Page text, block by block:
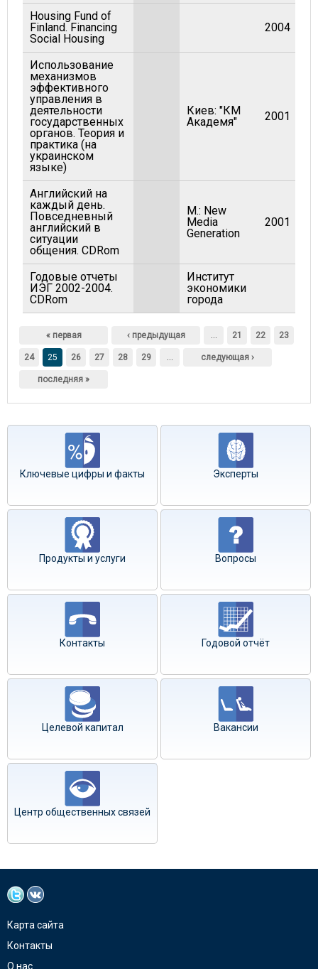
Housing Fund of
Finland. Financing
Social Housing
2004
Использование
механизмов
эффективного
управления в
деятельности
государственных
органов. Теория и
практика (на
украинском
языке)
Киев: "КМ
Академя"
2001
Английский на
каждый день.
Повседневный
английский в
ситуации
общения. CDRom
М.: New
Media
Generation
2001
Годовые отчеты
ИЭГ 2002-2004.
CDRom
Институт
экономики
города
« первая ‹ предыдущая … 21 22 23
24 25 26 27 28 29 … следующая ›
последняя »
Ключевые цифры и факты Эксперты
Продукты и услуги Вопросы
Контакты Годовой отчёт
Целевой капитал Вакансии
Центр общественных связей
Карта сайта
Контакты
О нас